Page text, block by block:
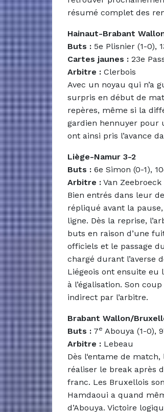
résumé complet des
Hainaut-Brabant
Buts : 5e Plisnier (1-0),
Cartes jaunes : 23e
Arbitre : Clerbois
Avec un noyau qui n’a
surpris en début de
repères, même si la
gardien hennuyer pour
ont ainsi pris l’avance
Liège-Namur 3-2
Buts : 6e Simon (0-1),
Arbitre : Van Zeebroeck
Bien entrés dans leur
répliqué avant la
ligne. Dès la reprise,
buts en raison d’une
officiels et le passage
chargé durant l’averse
Liégeois ont ensuite
à l’égalisation. Son
indirect par l’arbitre.
Brabant Wallon/
Buts : 7e Abouya (1-0), 9
Arbitre : Lebeau
Dès l‘entame de
réaliser le break après
franc. Les Bruxellois
Hamdaoui a quand
d’Abouya. Victoire